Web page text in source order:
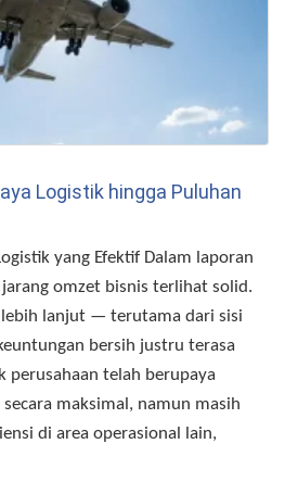
Logistik hingga Puluhan
yang Efektif Dalam laporan
omzet bisnis terlihat solid.
lebih lanjut — terutama dari sisi
bersih justru terasa
perusahaan telah berupaya
maksimal, namun masih
di area operasional lain,